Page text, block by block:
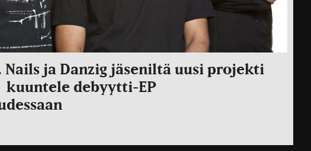
Nails ja Danzig jäseniltä uusi projekti
kuuntele debyytti-EP